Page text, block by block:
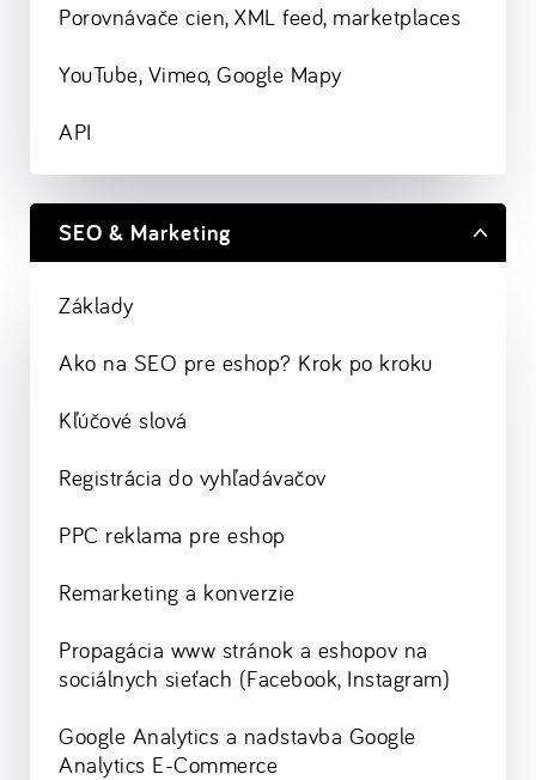
Porovnávače cien, XML feed, marketplaces
YouTube, Vimeo, Google Mapy
API
SEO & Marketing
Základy
Ako na SEO pre eshop? Krok po kroku
Kľúčové slová
Registrácia do vyhľadávačov
PPC reklama pre eshop
Remarketing a konverzie
Propagácia www stránok a eshopov na
sociálnych sieťach (Facebook, Instagram)
Google Analytics a nadstavba Google
Analytics E-Commerce